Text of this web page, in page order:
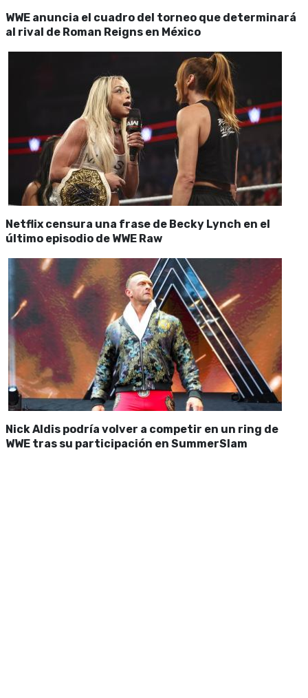
WWE anuncia el cuadro del torneo que determinará
al rival de Roman Reigns en México
Netflix censura una frase de Becky Lynch en el
último episodio de WWE Raw
Nick Aldis podría volver a competir en un ring de
WWE tras su participación en SummerSlam